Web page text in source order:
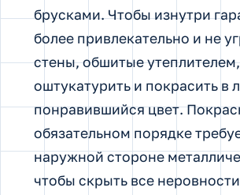
брусками. Чтобы изнутри
более привлекательно и не
стены, обшитые
оштукатурить и покрасить в
понравившийся цвет.
обязательном порядке
наружной стороне
чтобы скрыть все